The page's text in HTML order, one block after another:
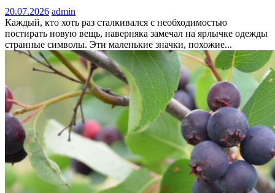
20.07.2026 admin
Каждый, кто хоть раз сталкивался с необходимостью
постирать новую вещь, наверняка замечал на ярлычке одежды
странные символы. Эти маленькие значки, похожие...